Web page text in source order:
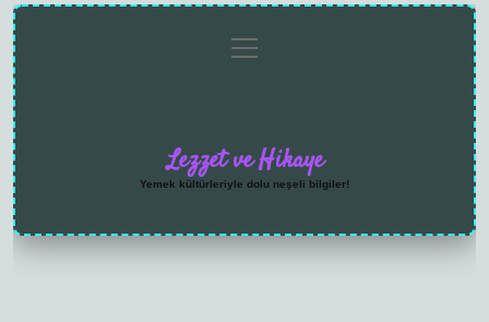
menüyü
aç
Lezzet ve Hikaye
Yemek kültürleriyle dolu neşeli bilgiler!